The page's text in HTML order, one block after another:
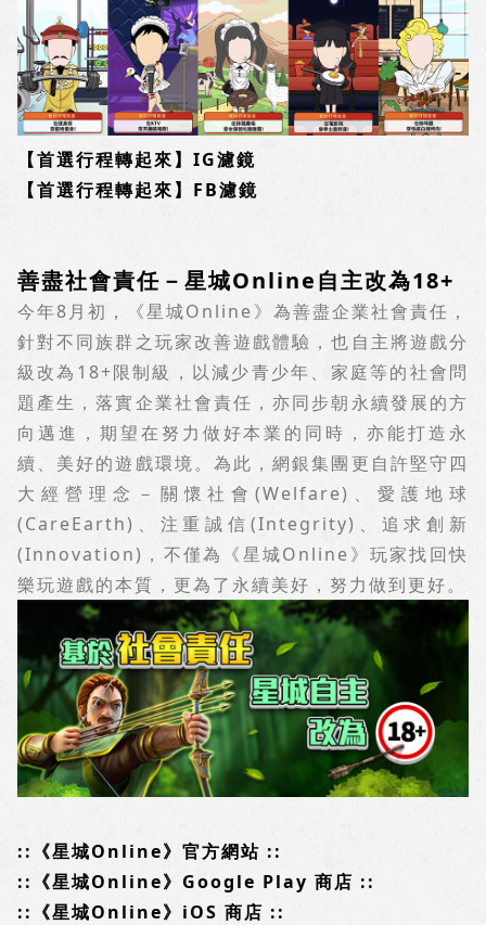
【首選行程轉起來】 IG濾鏡
【首選行程轉起來】 FB濾鏡
善盡社會責任－星城Online自主改為18+
今年8 月初，《星城Online》為善盡企業社會責任，
針對不同族群之玩家改善遊戲體驗，也自主將遊戲分
級改為 18+限制級，以減少青少年、家庭等的社會問
題產生，落實企業社會責任，亦同步朝永續發展的方
向邁進，期望在努力做好本業的同時，亦能打造永
續、美好的遊戲環境。為此，網銀集團更自許堅守四
大經營理念－關懷社會(Welfare) 、愛護地球
(CareEarth) 、注重誠信 (Integrity) 、追求創新
(Innovation) ，不僅為《星城Online》玩家找回快
樂玩遊戲的本質，更為了永續美好，努力做到更好。
::《星城Online》官方網站 ::
::《星城Online》 Google Play 商店 ::
::《星城Online》 iOS 商店 ::